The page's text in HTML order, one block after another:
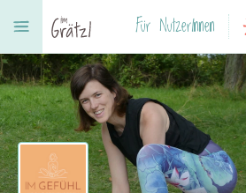
Für NutzerInnen